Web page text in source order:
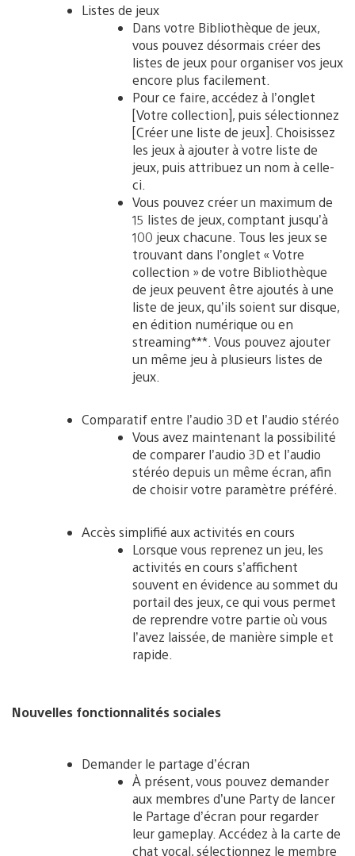
Listes de jeux
Dans votre Bibliothèque de jeux,
vous pouvez désormais créer des
listes de jeux pour organiser vos jeux
encore plus facilement.
Pour ce faire, accédez à l’onglet
[Votre collection], puis sélectionnez
[Créer une liste de jeux]. Choisissez
les jeux à ajouter à votre liste de
jeux, puis attribuez un nom à celle-
ci.
Vous pouvez créer un maximum de
15 listes de jeux, comptant jusqu’à
100 jeux chacune. Tous les jeux se
trouvant dans l’onglet « Votre
collection » de votre Bibliothèque
de jeux peuvent être ajoutés à une
liste de jeux, qu’ils soient sur disque,
en édition numérique ou en
streaming***. Vous pouvez ajouter
un même jeu à plusieurs listes de
jeux.
Comparatif entre l’audio 3D et l’audio stéréo
Vous avez maintenant la possibilité
de comparer l’audio 3D et l’audio
stéréo depuis un même écran, afin
de choisir votre paramètre préféré.
Accès simplifié aux activités en cours
Lorsque vous reprenez un jeu, les
activités en cours s’affichent
souvent en évidence au sommet du
portail des jeux, ce qui vous permet
de reprendre votre partie où vous
l’avez laissée, de manière simple et
rapide.
Nouvelles fonctionnalités sociales
Demander le partage d’écran
À présent, vous pouvez demander
aux membres d’une Party de lancer
le Partage d’écran pour regarder
leur gameplay. Accédez à la carte de
chat vocal, sélectionnez le membre